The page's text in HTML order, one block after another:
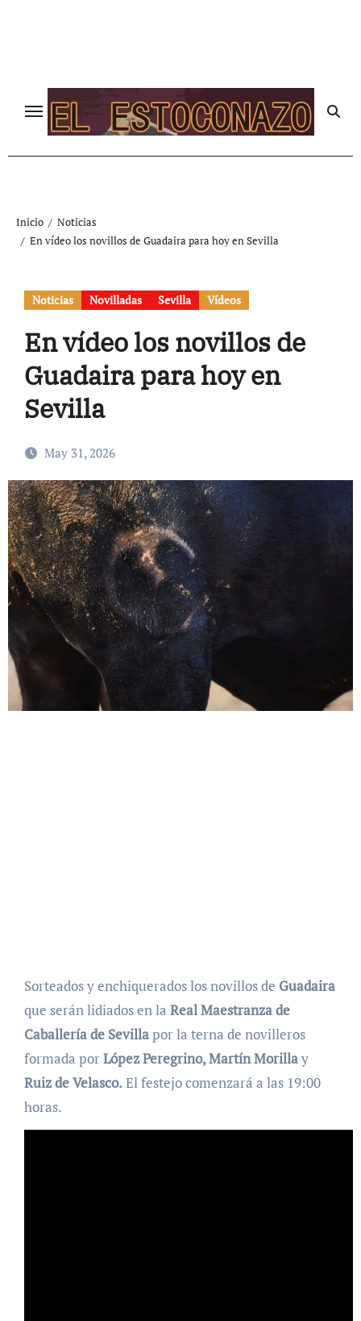
Inicio
Noticias
En vídeo los novillos de Guadaira para hoy en Sevilla
Noticias Novilladas Sevilla Vídeos
En vídeo los novillos de
Guadaira para hoy en
Sevilla
May 31, 2026
Sorteados y enchiquerados los novillos de Guadaira
que serán lidiados en la Real Maestranza de
Caballería de Sevillapor la terna de novilleros
formada porLópez Peregrino, Martín Morillay
Ruiz de Velasco. El festejo comenzará a las 19:00
horas.